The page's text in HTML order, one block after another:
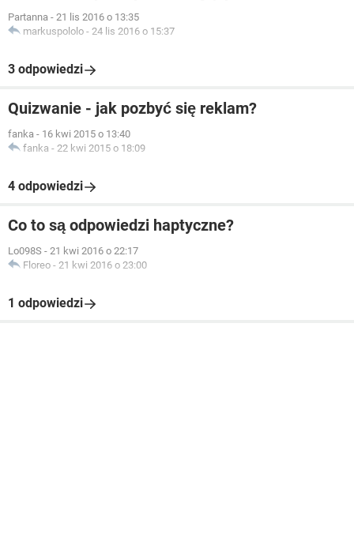
Partanna - 21 lis 2016 o 13:35
markuspololo - 24 lis 2016 o 15:37
3 odpowiedzi
Quizwanie - jak pozbyć się reklam?
fanka - 16 kwi 2015 o 13:40
fanka - 22 kwi 2015 o 18:09
4 odpowiedzi
Co to są odpowiedzi haptyczne?
Lo098S - 21 kwi 2016 o 22:17
Floreo - 21 kwi 2016 o 23:00
1 odpowiedzi